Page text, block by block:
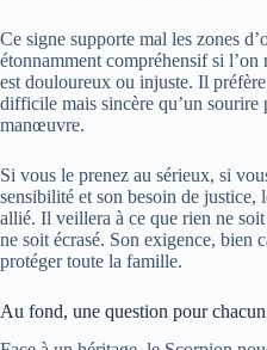
Ce signe supporte mal les zones
étonnamment compréhensif si
est douloureux ou injuste. Il
difficile mais sincère qu’un sourire
manœuvre.
Si vous le prenez au sérieux, si
sensibilité et son besoin de justice,
allié. Il veillera à ce que rien ne
ne soit écrasé. Son exigence, bien
protéger toute la famille.
Au fond, une question pour